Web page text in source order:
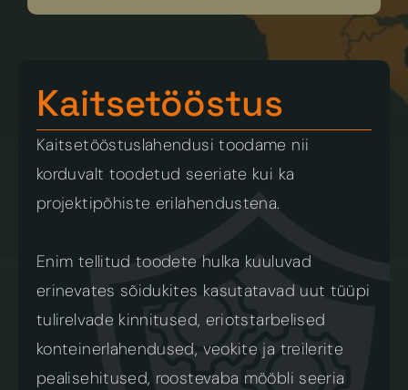
Kaitsetööstus
Kaitsetööstuslahendusi toodame nii
korduvalt toodetud seeriate kui ka
projektipõhiste erilahendustena.
Enim tellitud toodete hulka kuuluvad
erinevates sõidukites kasutatavad uut tüüpi
tulirelvade kinnitused, eriotstarbelised
konteinerlahendused, veokite ja treilerite
pealisehitused, roostevaba mööbli seeria